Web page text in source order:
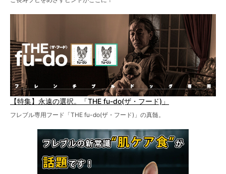
【特集】永遠の選択。「THE fu-do(ザ・フード)」
フレブル専用フード「THE fu-do(ザ・フード)」の真髄。